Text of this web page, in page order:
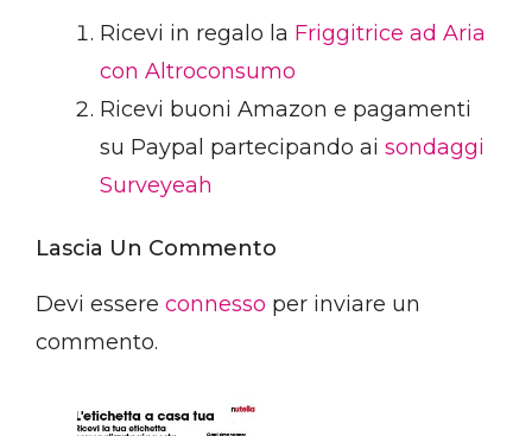
Ricevi in regalo la Friggitrice ad Aria
con Altroconsumo
Ricevi buoni Amazon e pagamenti
su Paypal partecipando ai sondaggi
Surveyeah
Lascia Un Commento
Devi essere connesso per inviare un
commento.